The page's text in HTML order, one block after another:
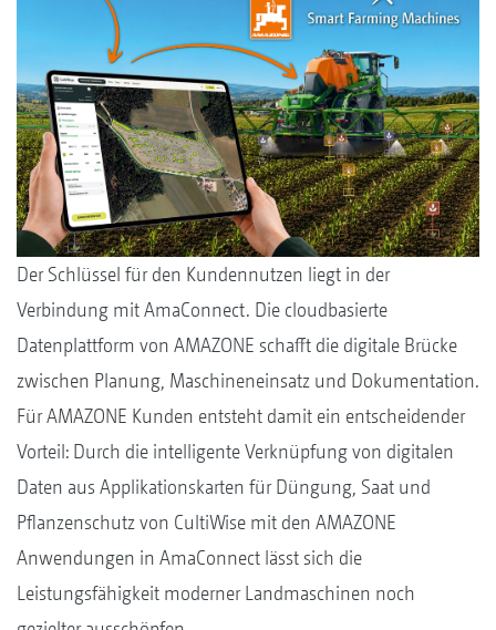
Der Schlüssel für den Kundennutzen liegt in der
Verbindung mit AmaConnect. Die cloudbasierte
Datenplattform von AMAZONE schafft die digitale Brücke
zwischen Planung, Maschineneinsatz und Dokumentation.
Für AMAZONE Kunden entsteht damit ein entscheidender
Vorteil: Durch die intelligente Verknüpfung von digitalen
Daten aus Applikationskarten für Düngung, Saat und
Pflanzenschutz von CultiWise mit den AMAZONE
Anwendungen in AmaConnect lässt sich die
Leistungsfähigkeit moderner Landmaschinen noch